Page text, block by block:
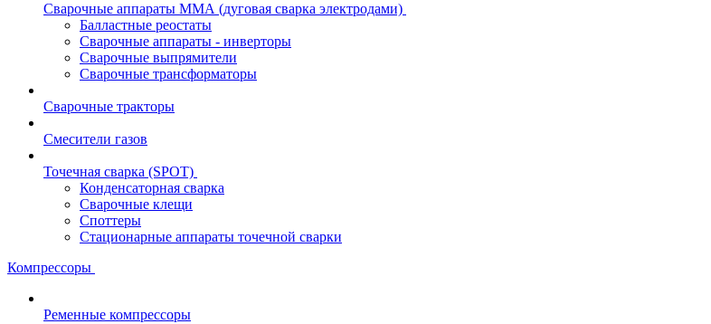
Сварочные аппараты ММА (дуговая сварка электродами)
Балластные реостаты
Сварочные аппараты - инверторы
Сварочные выпрямители
Сварочные трансформаторы
Сварочные тракторы
Смесители газов
Точечная сварка (SPOT)
Конденсаторная сварка
Сварочные клещи
Споттеры
Стационарные аппараты точечной сварки
Компрессоры
Ременные компрессоры